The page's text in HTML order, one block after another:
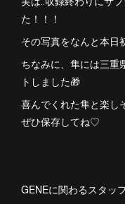
た！！！
その写真をなんと本日
ちなみに、隼には三重
トしました🎁
喜んでくれた隼と楽し
ぜひ保存してね♡
GENEに関わるスタッ